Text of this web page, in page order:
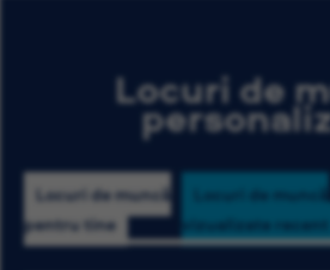
Locuri de
Locuri de muncă
pentru tine
Locuri de muncă
vizualizate recent